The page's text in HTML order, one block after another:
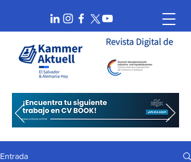
Entrada